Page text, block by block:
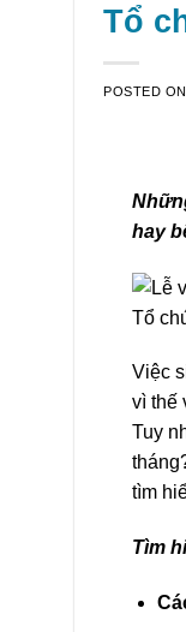
Tổ
POSTED ON
hay
Tổ
Việc
vì thế
Tuy
tìm
Tìm